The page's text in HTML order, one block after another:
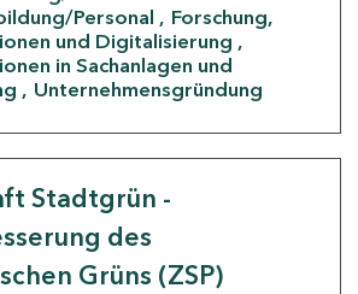
Personal
Forschung,
und Digitalisierung
in Sachanlagen und
Unternehmensgründung
Stadtgrün -
des
Grüns (ZSP)